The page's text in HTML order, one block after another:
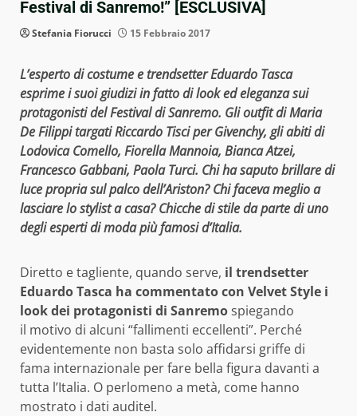
Festival di Sanremo!” [ESCLUSIVA]
Stefania Fiorucci 15 Febbraio 2017
L’esperto di costume e trendsetter Eduardo Tasca
esprime i suoi giudizi in fatto di look ed eleganza sui
protagonisti del Festival di Sanremo. Gli outfit di Maria
De Filippi targati Riccardo Tisci per Givenchy, gli abiti di
Lodovica Comello, Fiorella Mannoia, Bianca Atzei,
Francesco Gabbani, Paola Turci. Chi ha saputo brillare di
luce propria sul palco dell’Ariston? Chi faceva meglio a
lasciare lo stylist a casa? Chicche di stile da parte di uno
degli esperti di moda più famosi d’Italia.
Diretto e tagliente, quando serve, il trendsetter
Eduardo Tasca ha commentato con Velvet Style i
look dei protagonisti di Sanremospiegando
il motivo di alcuni “fallimenti eccellenti”. Perché
evidentemente non basta solo affidarsi griffe di
fama internazionale per fare bella figura davanti a
tutta l’Italia. O perlomeno a metà, come hanno
mostrato i dati auditel.